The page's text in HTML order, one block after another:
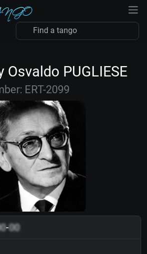
Osvaldo PUGLIESE
ERT-2099
-00